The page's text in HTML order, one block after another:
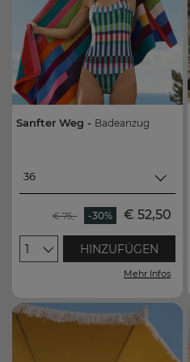
Sanfter Weg - Badeanzug
36
36
38
40
44
€ 75,- -30% € 52,50
1 HINZUFÜGEN
Mehr Infos